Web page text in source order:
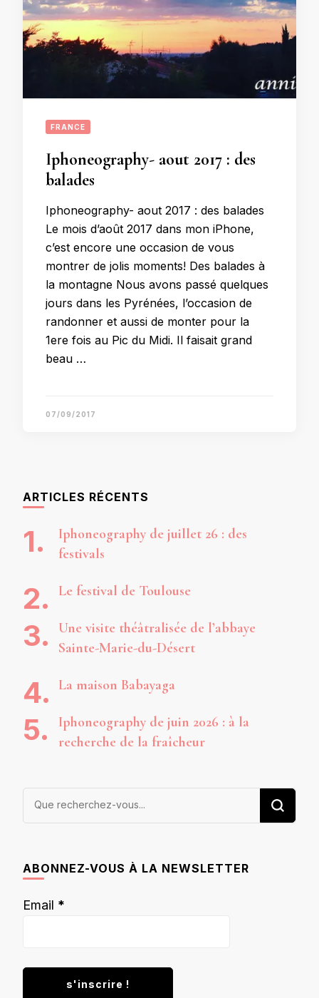
FRANCE
Iphoneography- aout 2017 : des
balades
Iphoneography- aout 2017 : des balades
Le mois d’août 2017 dans mon iPhone,
c’est encore une occasion de vous
montrer de jolis moments! Des balades à
la montagne Nous avons passé quelques
jours dans les Pyrénées, l’occasion de
randonner et aussi de monter pour la
1ere fois au Pic du Midi. Il faisait grand
beau …
07/09/2017
ARTICLES RÉCENTS
Iphoneography de juillet 26 : des
festivals
Le festival de Toulouse
Une visite théâtralisée de l’abbaye
Sainte-Marie-du-Désert
La maison Babayaga
Iphoneography de juin 2026 : à la
recherche de la fraîcheur
Vous
ABONNEZ-VOUS À LA NEWSLETTER
Email *